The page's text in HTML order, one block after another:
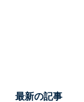
最新の記事